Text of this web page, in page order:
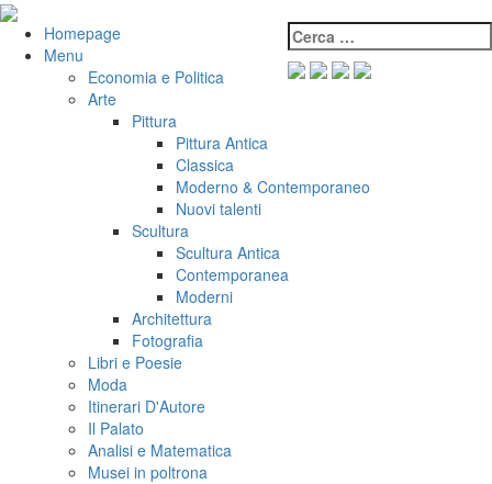
Salta
contenuto
VeniVidiVici Cerca:
Homepage
Menu
Economia e Politica
Arte
Pittura
Pittura Antica
Classica
Moderno & Contemporaneo
Nuovi talenti
Scultura
Scultura Antica
Contemporanea
Moderni
Architettura
Fotografia
Libri e Poesie
Moda
Itinerari D'Autore
Il Palato
Analisi e Matematica
Musei in poltrona